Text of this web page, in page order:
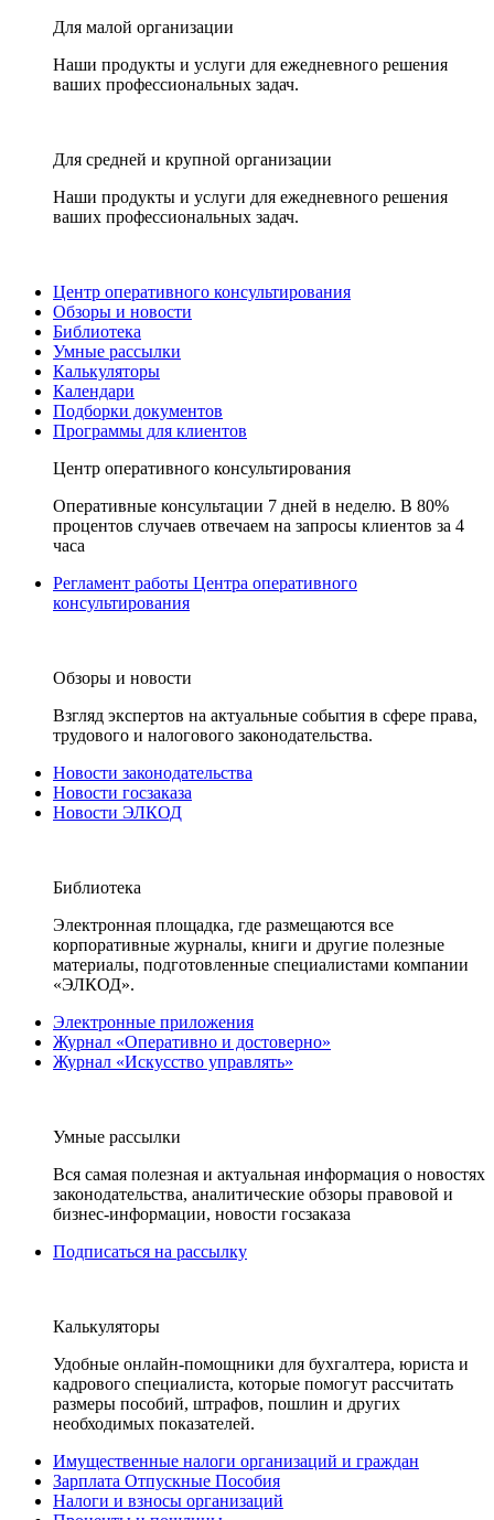
Для малой организации
Наши продукты и услуги для ежедневного решения
ваших профессиональных задач.
Для средней и крупной организации
Наши продукты и услуги для ежедневного решения
ваших профессиональных задач.
Центр оперативного консультирования
Обзоры и новости
Библиотека
Умные рассылки
Калькуляторы
Календари
Подборки документов
Программы для клиентов
Центр оперативного консультирования
Оперативные консультации 7 дней в неделю. В 80%
процентов случаев отвечаем на запросы клиентов за 4
часа
Регламент работы Центра оперативного
консультирования
Обзоры и новости
Взгляд экспертов на актуальные события в сфере права,
трудового и налогового законодательства.
Новости законодательства
Новости госзаказа
Новости ЭЛКОД
Библиотека
Электронная площадка, где размещаются все
корпоративные журналы, книги и другие полезные
материалы, подготовленные специалистами компании
«ЭЛКОД».
Электронные приложения
Журнал «Оперативно и достоверно»
Журнал «Искусство управлять»
Умные рассылки
Вся самая полезная и актуальная информация о новостях
законодательства, аналитические обзоры правовой и
бизнес-информации, новости госзаказа
Подписаться на рассылку
Калькуляторы
Удобные онлайн-помощники для бухгалтера, юриста и
кадрового специалиста, которые помогут рассчитать
размеры пособий, штрафов, пошлин и других
необходимых показателей.
Имущественные налоги организаций и граждан
Зарплата Отпускные Пособия
Налоги и взносы организаций